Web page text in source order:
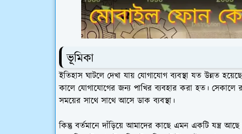
ভূমিকা
ইতিহাস ঘাটলে দেখা যায় যোগাযোগ ব্যবস্থা যত উন্নত
কালে যোগাযোগের জন্য পাখির ব্যবহার করা হত। সেকালে
সময়ের সাথে সাথে আসে ডাক ব্যবস্থা।
কিন্তু বর্তমানে দাঁড়িয়ে আমাদের কাছে এমন একটি যন্ত্র